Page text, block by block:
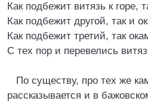
Как подбежит витязь к горе,
Как подбежит другой, так и
Как подбежит третий, так
С тех пор и перевелись
По существу, про тех же
рассказывается и в